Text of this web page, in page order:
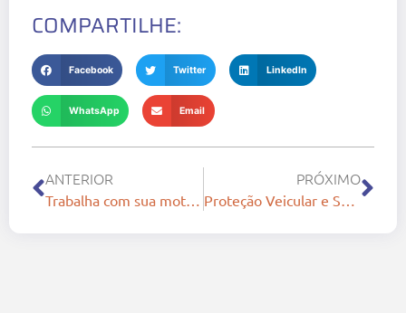
COMPARTILHE:
Facebook Twitter LinkedIn
WhatsApp Email
ANTERIOR
Trabalha com sua moto? Cuidados para ter uma direção segura.
PRÓXIMO
Proteção Veicular e Seguro Auto. Entenda a diferença: